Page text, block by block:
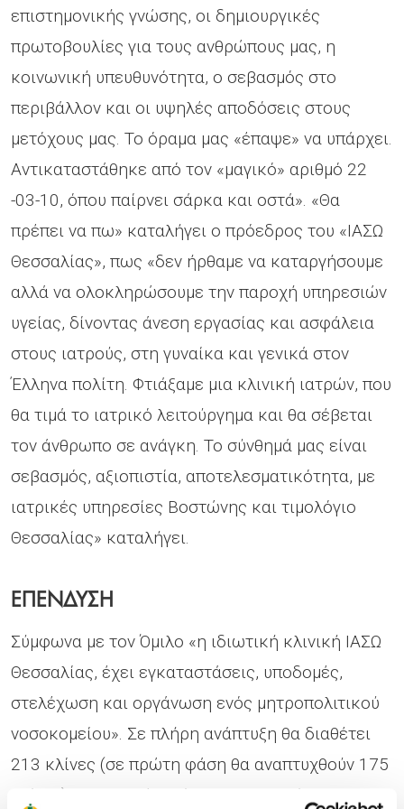
επιστημονικής γνώσης, οι δημιουργικές
πρωτοβουλίες για τους ανθρώπους μας, η
κοινωνική υπευθυνότητα, ο σεβασμός στο
περιβάλλον και οι υψηλές αποδόσεις στους
μετόχους μας. Το όραμα μας «έπαψε» να υπάρχει.
Αντικαταστάθηκε από τον «μαγικό» αριθμό 22
-03-10, όπου παίρνει σάρκα και οστά». «Θα
πρέπει να πω» καταλήγει ο πρόεδρος του «ΙΑΣΩ
Θεσσαλίας», πως «δεν ήρθαμε να καταργήσουμε
αλλά να ολοκληρώσουμε την παροχή υπηρεσιών
υγείας, δίνοντας άνεση εργασίας και ασφάλεια
στους ιατρούς, στη γυναίκα και γενικά στον
Έλληνα πολίτη. Φτιάξαμε μια κλινική ιατρών, που
θα τιμά το ιατρικό λειτούργημα και θα σέβεται
τον άνθρωπο σε ανάγκη. Το σύνθημά μας είναι
σεβασμός, αξιοπιστία, αποτελεσματικότητα, με
ιατρικές υπηρεσίες Βοστώνης και τιμολόγιο
Θεσσαλίας» καταλήγει.
ΕΠΕΝΔΥΣΗ
Σύμφωνα με τον Όμιλο «η ιδιωτική κλινική ΙΑΣΩ
Θεσσαλίας, έχει εγκαταστάσεις, υποδομές,
στελέχωση και οργάνωση ενός μητροπολιτικού
νοσοκομείου». Σε πλήρη ανάπτυξη θα διαθέτει
213 κλίνες (σε πρώτη φάση θα αναπτυχθούν 175
κλίνες) και εκτιμάται ότι θα αποτελεί τη